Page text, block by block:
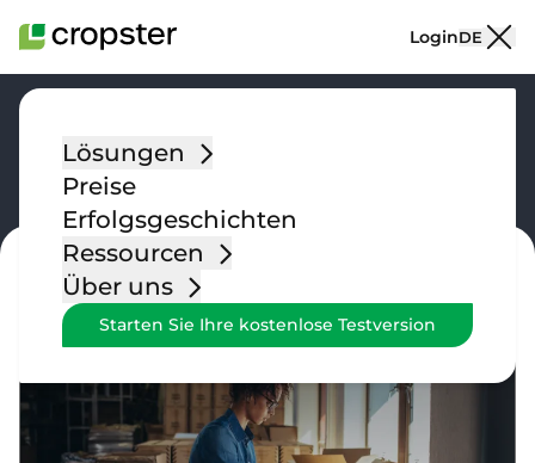
Lösungen
Preise
Erfolgsgeschichten
Ressourcen
Über uns
Starten Sie Ihre kostenlose Testversion
LoginDE
Anleitung
ANLEITUNG